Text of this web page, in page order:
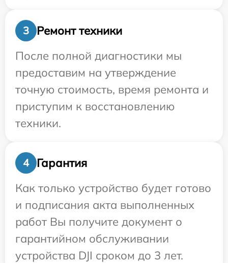
3
Ремонт техники
После полной диагностики мы
предоставим на утверждение
точную стоимость, время ремонта и
приступим к восстановлению
техники.
4
Гарантия
Как только устройство будет готово
и подписания акта выполненных
работ Вы получите документ о
гарантийном обслуживании
устройства DJI сроком до 3 лет.